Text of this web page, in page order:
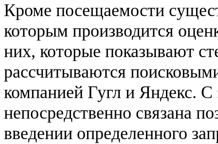
Кроме посещаемости
которым производится
них, которые показывают
рассчитываются
компанией Гугл и Яндекс.
непосредственно связана
введении определенного